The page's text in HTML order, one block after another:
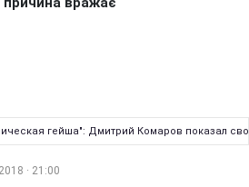
гейша": Дмитрий Комаров показал
· 21:00